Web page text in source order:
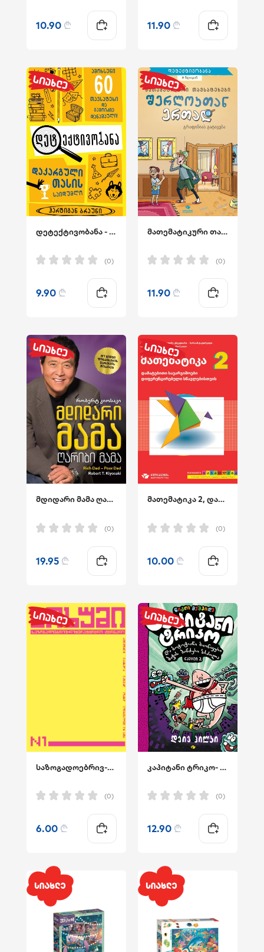
10.90 ₾ 11.90 ₾
დეტექტივობანა - დაკარგული თასის საიდუმლო
(0)
9.90 ₾
მათემატიკური თავსატეხები შერლოკთან ერთად – გრაფინიას გატაცება
(0)
11.90 ₾
მდიდარი მამა ღარიბი მამა
(0)
19.95 ₾
მათემატიკა 2, დამატებითი სავარჯიშოები დიფერენცირებული სწავლებისთვის
(0)
10.00 ₾
საზოგადოებრივ-ლიტერატურული წიგნი-ჟურნალი - სოხუმი N1
(0)
6.00 ₾
კაპიტანი ტრიკო- წიგნი 7
(0)
12.90 ₾